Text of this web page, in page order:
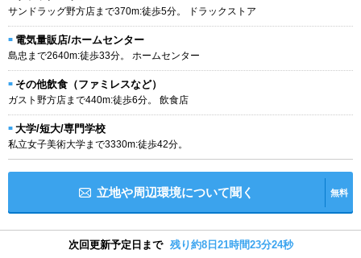
サンドラッグ野方店まで370m:徒歩5分。 ドラックストア
電気量販店/ホームセンター
島忠まで2640m:徒歩33分。 ホームセンター
その他飲食（ファミレスなど）
ガスト野方店まで440m:徒歩6分。 飲食店
大学/短大/専門学校
私立女子美術大学まで3330m:徒歩42分。
立地や周辺環境について聞く 無料
次回更新予定日まで 残り約8日21時間23分23秒